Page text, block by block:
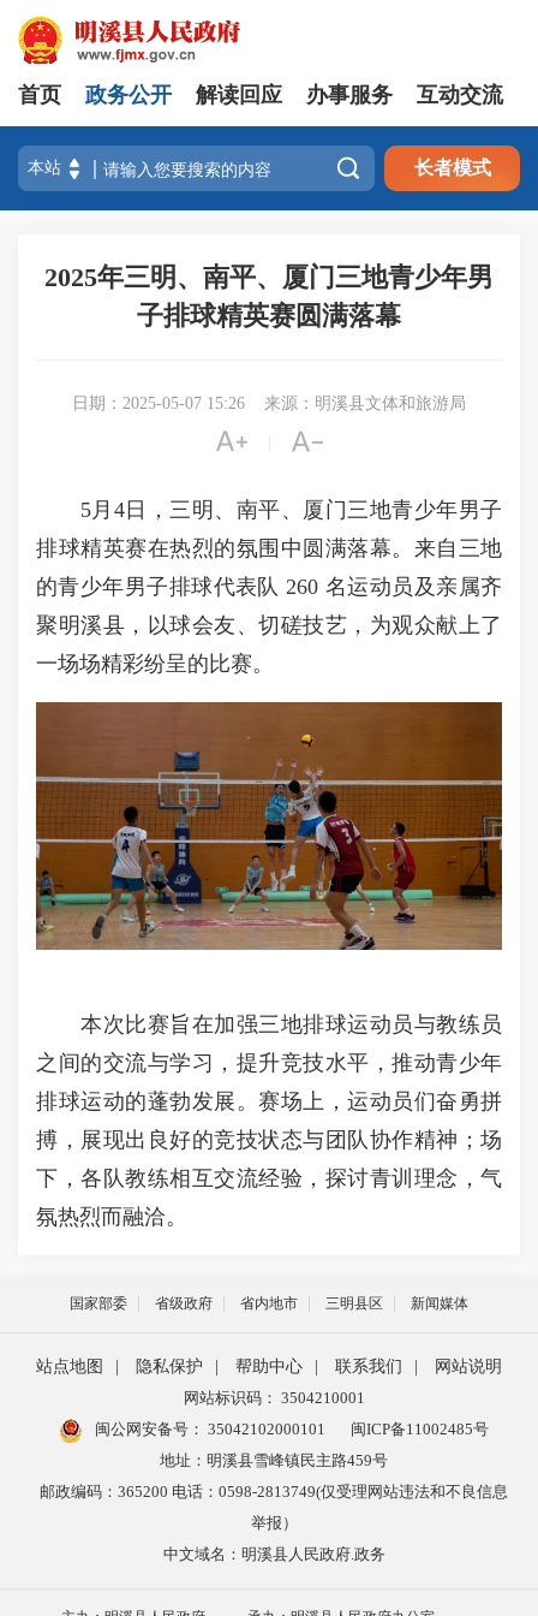
首页 政务公开 解读回应 办事服务 互动交流
 长者模式
2025年三明、南平、厦门三地青少年男
子排球精英赛圆满落幕
日期：2025-05-07 15:26 来源：明溪县文体和旅游局
 
5月4日，三明、南平、厦门三地青少年男子
排球精英赛在热烈的氛围中圆满落幕。来自三地
的青少年男子排球代表队 260 名运动员及亲属齐
聚明溪县，以球会友、切磋技艺，为观众献上了
一场场精彩纷呈的比赛。
本次比赛旨在加强三地排球运动员与教练员
之间的交流与学习，提升竞技水平，推动青少年
排球运动的蓬勃发展。赛场上，运动员们奋勇拼
搏，展现出良好的竞技状态与团队协作精神；场
下，各队教练相互交流经验，探讨青训理念，气
氛热烈而融洽。
国家部委 省级政府 省内地市 三明县区 新闻媒体
站点地图 隐私保护 帮助中心 联系我们
网站说明
网站标识码： 3504210001
闽公网安备号： 35042102000101
闽ICP备11002485号
地址：明溪县雪峰镇民主路459号
邮政编码：365200 电话：0598-2813749(仅受理网站违法和不良信息
举报）
中文域名：明溪县人民政府.政务